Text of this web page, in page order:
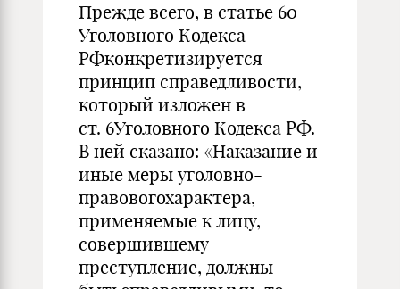
Прежде всего, в статье 60
Уголовного Кодекса
РФконкретизируется
принцип справедливости,
который изложен в
ст. 6Уголовного Кодекса РФ.
В ней сказано: «Наказание и
иные меры уголовно-
правовогохарактера,
применяемые к лицу,
совершившему
преступление, должны